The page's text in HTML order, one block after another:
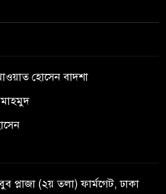
হোসেন বাদশা
মাহমুদ
প্লাজা (২য় তলা) ফার্মগেট, ঢাকা